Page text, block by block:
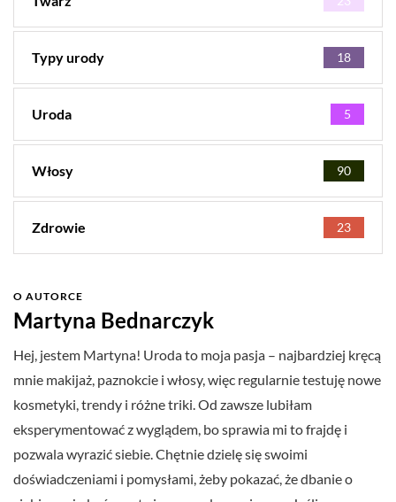
Typy urody 18
Uroda 5
Włosy 90
Zdrowie 23
O AUTORCE
Martyna Bednarczyk
Hej, jestem Martyna! Uroda to moja pasja – najbardziej kręcą
mnie makijaż, paznokcie i włosy, więc regularnie testuję nowe
kosmetyki, trendy i różne triki. Od zawsze lubiłam
eksperymentować z wyglądem, bo sprawia mi to frajdę i
pozwala wyrazić siebie. Chętnie dzielę się swoimi
doświadczeniami i pomysłami, żeby pokazać, że dbanie o